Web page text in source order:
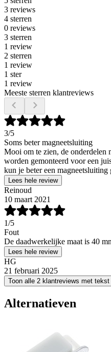
3 reviews
4 sterren
0 reviews
3 sterren
1 review
2 sterren
1 review
1 ster
1 review
Meeste sterren klantreviews
3/5
Soms beter magneetsluiting
Mooi om te zien, de onderdelen
worden gemonteerd voor een
kun je beter een magneetsluiting
Lees hele review
Reinoud
10 maart 2021
1/5
Fout
De daadwerkelijke maat is 40
Lees hele review
HG
21 februari 2025
Toon alle 2 klantreviews met tekst
Alternatieven